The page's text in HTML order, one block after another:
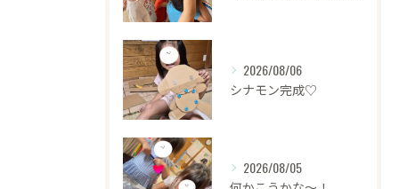
2026/08/06
シナモン完成♡
2026/08/05